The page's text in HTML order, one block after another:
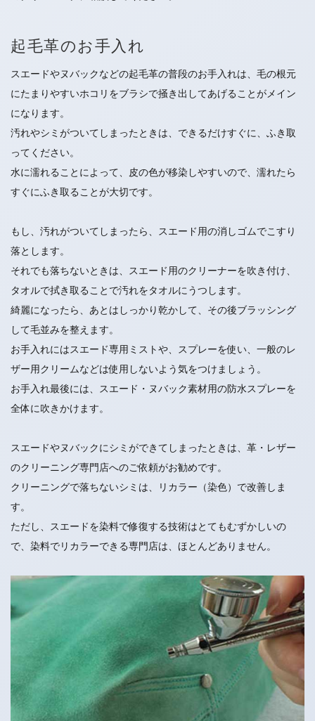
起毛革のお手入れ
スエードやヌバックなどの起毛革の普段のお手入れは、毛の根元
にたまりやすいホコリをブラシで掻き出してあげることがメイン
になります。
汚れやシミがついてしまったときは、できるだけすぐに、ふき取
ってください。
水に濡れることによって、皮の色が移染しやすいので、濡れたら
すぐにふき取ることが大切です。
もし、汚れがついてしまったら、スエード用の消しゴムでこすり
落とします。
それでも落ちないときは、スエード用のクリーナーを吹き付け、
タオルで拭き取ることで汚れをタオルにうつします。
綺麗になったら、あとはしっかり乾かして、その後ブラッシング
して毛並みを整えます。
お手入れにはスエード専用ミストや、スプレーを使い、一般のレ
ザー用クリームなどは使用しないよう気をつけましょう。
お手入れ最後には、スエード・ヌバック素材用の防水スプレーを
全体に吹きかけます。
スエードやヌバックにシミができてしまったときは、革・レザー
のクリーニング専門店へのご依頼がお勧めです。
クリーニングで落ちないシミは、リカラー（染色）で改善しま
す。
ただし、スエードを染料で修復する技術はとてもむずかしいの
で、染料でリカラーできる専門店は、ほとんどありません。